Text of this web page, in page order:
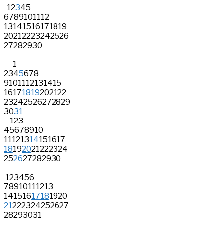
12345
6789101112
13141516171819
20212223242526
27282930
1
2345678
9101112131415
16171819202122
23242526272829
3031
123
45678910
11121314151617
18192021222324
252627282930
123456
78910111213
14151617181920
21222324252627
28293031